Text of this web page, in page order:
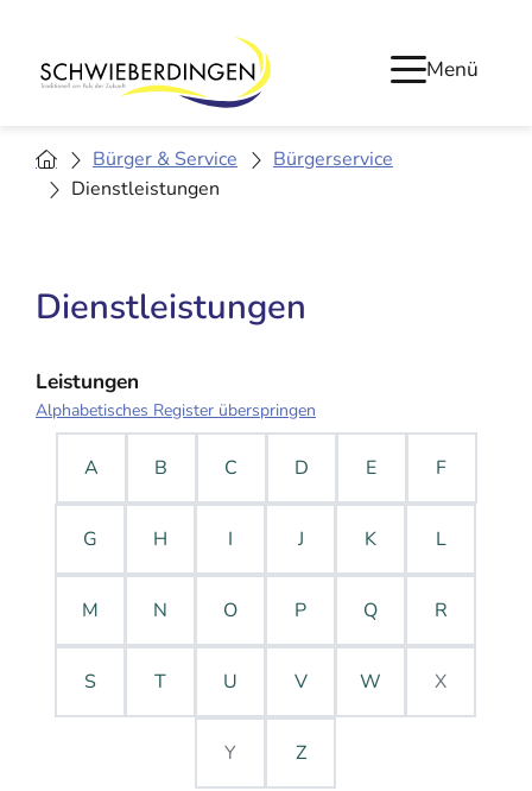
Menü
Bürger & Service
Bürgerservice
Dienstleistungen
Dienstleistungen
Leistungen
Alphabetisches Register überspringen
A B C D E F
G H I J K L
M N O P Q R
S T U V W X
Y Z